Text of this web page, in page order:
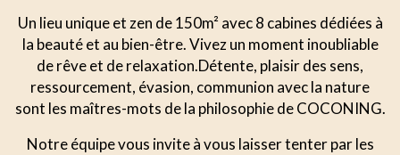
Un lieu unique et zen de 150m² avec 8 cabines dédiées à
la beauté et au bien-être. Vivez un moment inoubliable
de rêve et de relaxation.Détente, plaisir des sens,
ressourcement, évasion, communion avec la nature
sont les maîtres-mots de la philosophie de COCONING.
Notre équipe vous invite à vous laisser tenter par les